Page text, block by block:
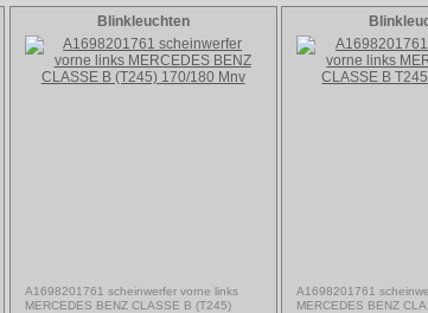
Blinkleuchten
A1698201761 scheinwerfer vorne links
MERCEDES BENZ CLASSE B (T245)
A1698201761
MERCEDES BENZ